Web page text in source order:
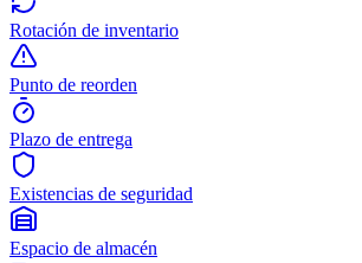
Rotación de inventario
Punto de reorden
Plazo de entrega
Existencias de seguridad
Espacio de almacén